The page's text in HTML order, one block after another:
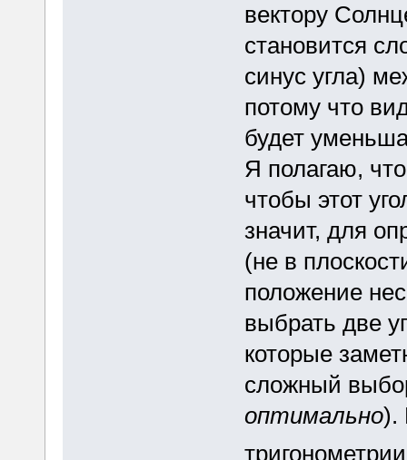
вектору
становится
синус угла)
потому что
будет
Я полагаю,
чтобы этот
значит, для
(не в
положение
выбрать две
которые
сложный
оптимально).